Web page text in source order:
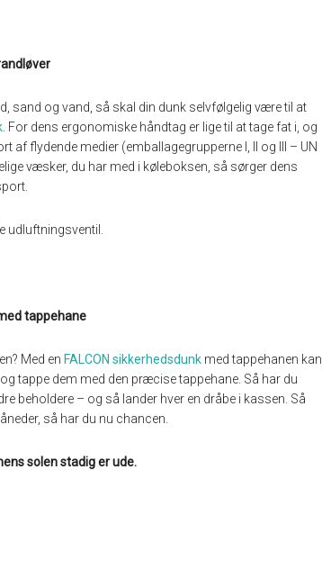
sand og vand, så skal din dunk selvfølgelig være til at
. For dens ergonomiske håndtag er lige til at tage fat i, og
af flydende medier (emballagegrupperne I, II og III – UN
væsker, du har med i køleboksen, så sørger dens
udluftningsventil.
tappehane
Med en FALCON sikkerhedsdunk med tappehanen kan
tappe dem med den præcise tappehane. Så har du
beholdere – og så lander hver en dråbe i kassen. Så
så har du nu chancen.
solen stadig er ude.